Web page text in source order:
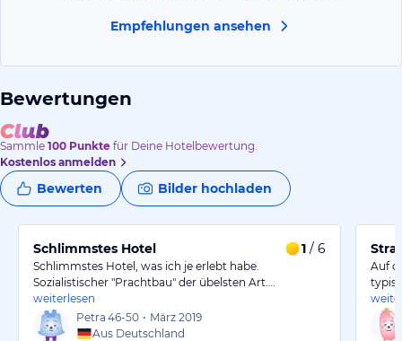
Empfehlungen ansehen
Bewertungen
Sammle 100 Punkte für Deine Hotelbewertung.
Kostenlos anmelden
Bewerten Bilder hochladen
Schlimmstes Hotel 1 / 6
Schlimmstes Hotel, was ich je erlebt habe.
Sozialistischer "Prachtbau" der übelsten Art.…
weiterlesen
Petra 46-50 • März 2019
Aus Deutschland
Auf